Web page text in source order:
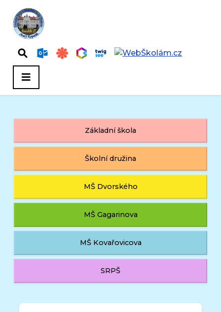
Základní škola
Školní družina
MŠ Dvorského
MŠ Gagarinova
MŠ Kovařovicova
SRPŠ